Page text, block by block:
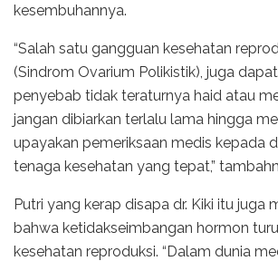
kesembuhannya.
“Salah satu gangguan kesehatan
(Sindrom Ovarium Polikistik), juga
penyebab tidak teraturnya haid atau
jangan dibiarkan terlalu lama hingga
upayakan pemeriksaan medis kepada
tenaga kesehatan yang tepat,”
Putri yang kerap disapa dr. Kiki itu juga
bahwa ketidakseimbangan hormon
kesehatan reproduksi. “Dalam dunia